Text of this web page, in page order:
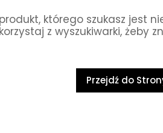
którego szukasz jest
z wyszukiwarki, żeby
Przejdź do